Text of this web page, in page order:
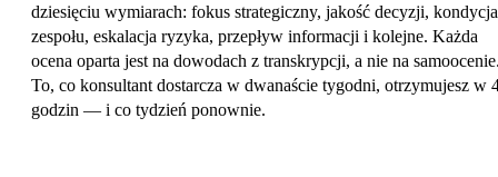
dziesięciu wymiarach: fokus strategiczny, jakość decyzji, kondycja
zespołu, eskalacja ryzyka, przepływ informacji i kolejne. Każda
ocena oparta jest na dowodach z transkrypcji, a nie na
To, co konsultant dostarcza w dwanaście tygodni, otrzymujesz w
godzin — i co tydzień ponownie.